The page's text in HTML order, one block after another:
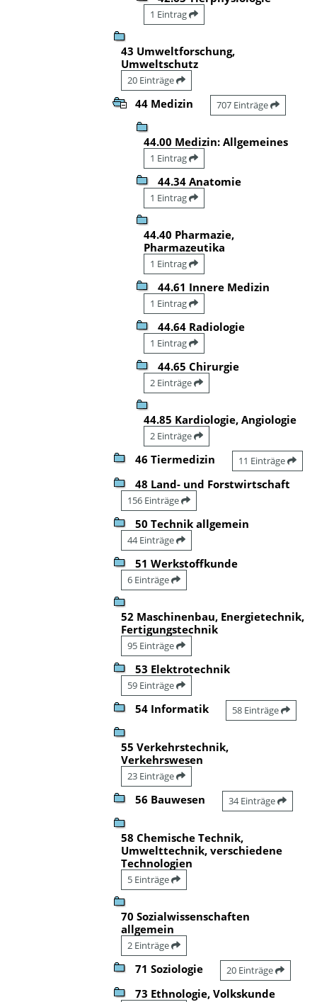
1 Eintrag
43 Umweltforschung,
Umweltschutz
20 Einträge
44 Medizin 707 Einträge
44.00 Medizin: Allgemeines
1 Eintrag
44.34 Anatomie
1 Eintrag
44.40 Pharmazie,
Pharmazeutika
1 Eintrag
44.61 Innere Medizin
1 Eintrag
44.64 Radiologie
1 Eintrag
44.65 Chirurgie
2 Einträge
44.85 Kardiologie, Angiologie
2 Einträge
46 Tiermedizin 11 Einträge
48 Land- und Forstwirtschaft
156 Einträge
50 Technik allgemein
44 Einträge
51 Werkstoffkunde
6 Einträge
52 Maschinenbau, Energietechnik,
Fertigungstechnik
95 Einträge
53 Elektrotechnik
59 Einträge
54 Informatik 58 Einträge
55 Verkehrstechnik,
Verkehrswesen
23 Einträge
56 Bauwesen 34 Einträge
58 Chemische Technik,
Umwelttechnik, verschiedene
Technologien
5 Einträge
70 Sozialwissenschaften
allgemein
2 Einträge
71 Soziologie 20 Einträge
73 Ethnologie, Volkskunde